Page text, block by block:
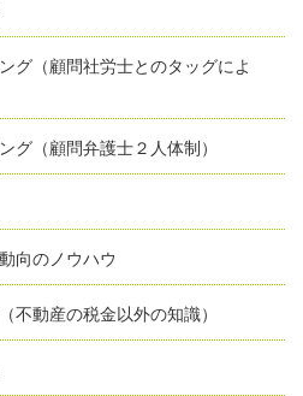
グ（顧問社労士とのタッグによ
グ（顧問弁護士２人体制）
向のノウハウ
不動産の税金以外の知識）